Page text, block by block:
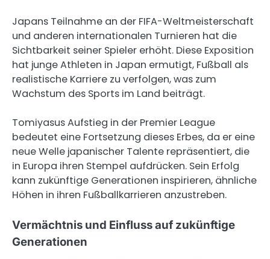
Japans Teilnahme an der FIFA-Weltmeisterschaft
und anderen internationalen Turnieren hat die
Sichtbarkeit seiner Spieler erhöht. Diese Exposition
hat junge Athleten in Japan ermutigt, Fußball als
realistische Karriere zu verfolgen, was zum
Wachstum des Sports im Land beiträgt.
Tomiyasus Aufstieg in der Premier League
bedeutet eine Fortsetzung dieses Erbes, da er eine
neue Welle japanischer Talente repräsentiert, die
in Europa ihren Stempel aufdrücken. Sein Erfolg
kann zukünftige Generationen inspirieren, ähnliche
Höhen in ihren Fußballkarrieren anzustreben.
Vermächtnis und Einfluss auf zukünftige
Generationen